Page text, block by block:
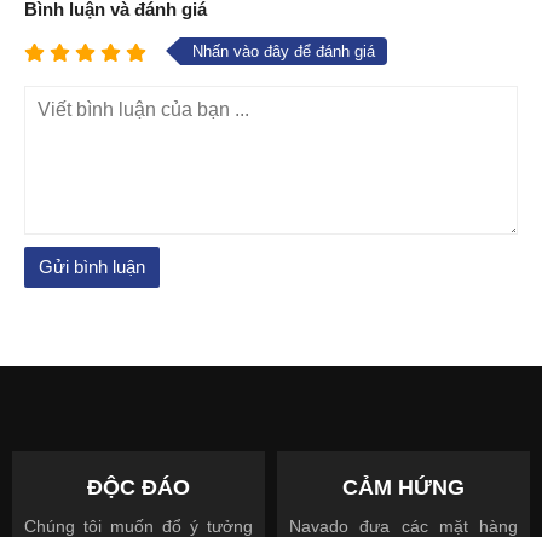
Bình luận và đánh giá
Nhấn vào đây để đánh giá
ĐỘC ĐÁO
Chúng tôi muốn đổ ý tưởng
CẢM HỨNG
Navado đưa các mặt hàng